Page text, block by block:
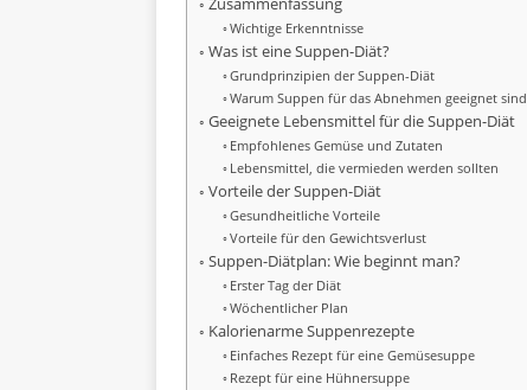
Zusammenfassung
Wichtige Erkenntnisse
Was ist eine Suppen-Diät?
Grundprinzipien der Suppen-Diät
Warum Suppen für das Abnehmen geeignet sind
Geeignete Lebensmittel für die Suppen-Diät
Empfohlenes Gemüse und Zutaten
Lebensmittel, die vermieden werden sollten
Vorteile der Suppen-Diät
Gesundheitliche Vorteile
Vorteile für den Gewichtsverlust
Suppen-Diätplan: Wie beginnt man?
Erster Tag der Diät
Wöchentlicher Plan
Kalorienarme Suppenrezepte
Einfaches Rezept für eine Gemüsesuppe
Rezept für eine Hühnersuppe